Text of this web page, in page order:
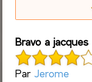
Bravo a jacques
Par Jerome